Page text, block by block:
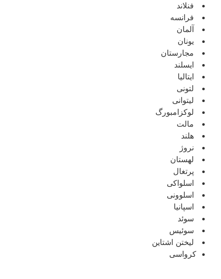
فنلاند
فرانسه
آلمان
یونان
مجارستان
ایسلند
ایتالیا
لتونی
لیتوانی
لوکزامبورگ
مالت
هلند
نروژ
لهستان
پرتغال
اسلواکی
اسلوونی
اسپانیا
سوئد
سوئیس
لیختن اشتاین
کرواسی